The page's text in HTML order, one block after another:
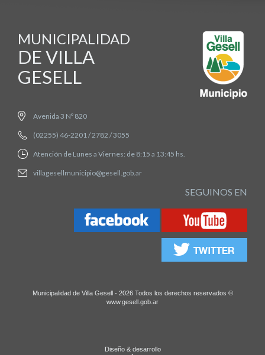
MUNICIPALIDAD
DE VILLA
GESELL
Avenida 3 Nº 820
(02255) 46-2201 / 2782 / 3055
Atención de Lunes a Viernes: de 8:15 a 13:45 hs.
villagesellmunicipio@gesell.gob.ar
SEGUINOS EN
Municipalidad de Villa Gesell - 2026 Todos los derechos reservados ©
www.gesell.gob.ar
Diseño & desarrollo